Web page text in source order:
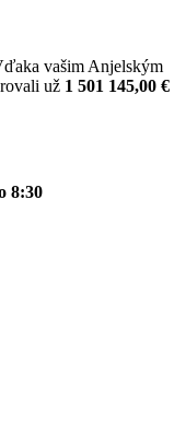
vašim Anjelským
už 1 501 145,00 €
8:30